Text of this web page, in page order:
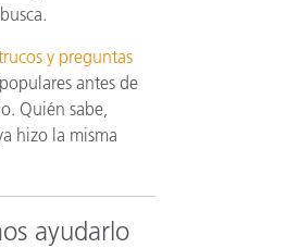
y preguntas
antes de
Quién sabe,
hizo la misma
ayudarlo